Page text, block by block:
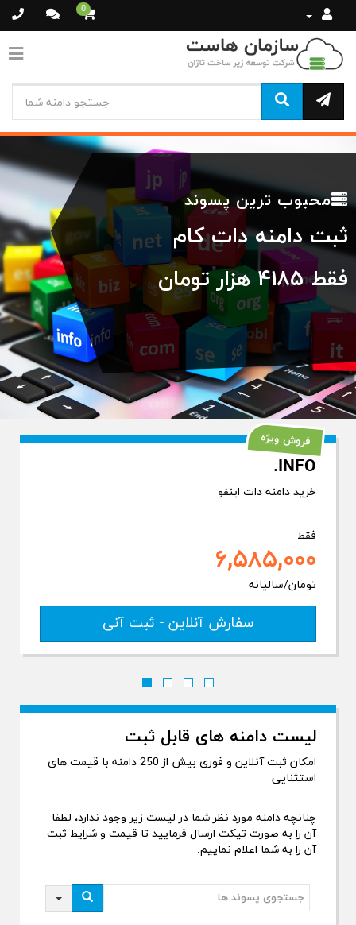
0
محبوب ترین پسوند
ثبت دامنه دات کام
فقط ۴۱۸۵ هزار تومان
.INFO
خرید دامنه دات اینفو
فقط
۶,۵۸۵,۰۰۰
تومان/سالیانه
سفارش آنلاین - ثبت آنی
فروش ویژه
لیست دامنه های قابل ثبت
امکان ثبت آنلاین و فوری بیش از 250 دامنه با قیمت های
استثنایی
چنانچه دامنه مورد نظر شما در لیست زیر وجود ندارد، لطفا
آن را به صورت تیکت ارسال فرمایید تا قیمت و شرایط ثبت
آن را به شما اعلام نماییم.